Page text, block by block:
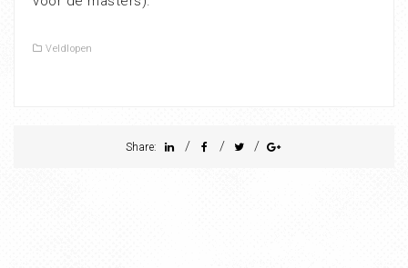
Veldlopen
Share: / / /